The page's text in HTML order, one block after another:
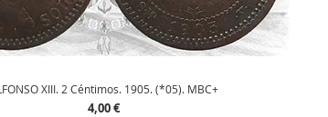
Vista rápida
XIII. 2 Céntimos. 1905. (*05). MBC+
Precio
4,00 €